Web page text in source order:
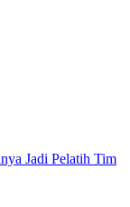
Jadi Pelatih Tim